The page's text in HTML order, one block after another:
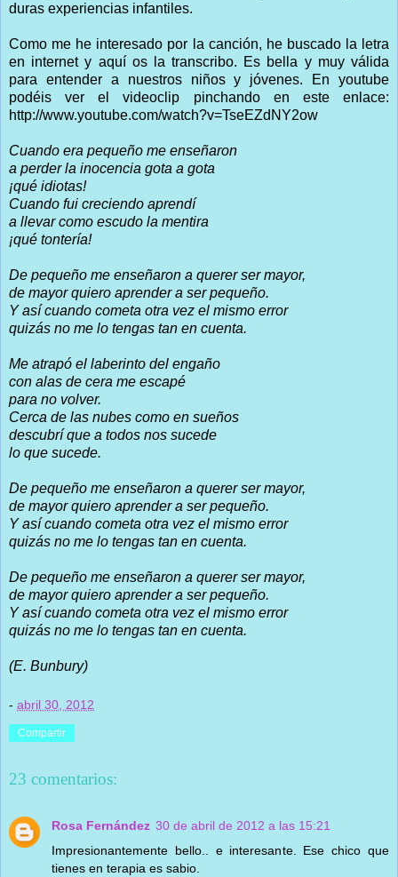
duras experiencias infantiles.
Como me he interesado por la canción, he buscado la letra
en internet y aquí os la transcribo. Es bella y muy válida
para entender a nuestros niños y jóvenes. En youtube
podéis ver el videoclip pinchando en este enlace:
http://www.youtube.com/watch?v=TseEZdNY2ow
Cuando era pequeño me enseñaron
a perder la inocencia gota a gota
¡qué idiotas!
Cuando fui creciendo aprendí
a llevar como escudo la mentira
¡qué tontería!
De pequeño me enseñaron a querer ser mayor,
de mayor quiero aprender a ser pequeño.
Y así cuando cometa otra vez el mismo error
quizás no me lo tengas tan en cuenta.
Me atrapó el laberinto del engaño
con alas de cera me escapé
para no volver.
Cerca de las nubes como en sueños
descubrí que a todos nos sucede
lo que sucede.
De pequeño me enseñaron a querer ser mayor,
de mayor quiero aprender a ser pequeño.
Y así cuando cometa otra vez el mismo error
quizás no me lo tengas tan en cuenta.
De pequeño me enseñaron a querer ser mayor,
de mayor quiero aprender a ser pequeño.
Y así cuando cometa otra vez el mismo error
quizás no me lo tengas tan en cuenta.
(E. Bunbury)
- abril 30, 2012
Compartir
23 comentarios:
Rosa Fernández 30 de abril de 2012 a las 15:21
Impresionantemente bello.. e interesante. Ese chico que
tienes en terapia es sabio.